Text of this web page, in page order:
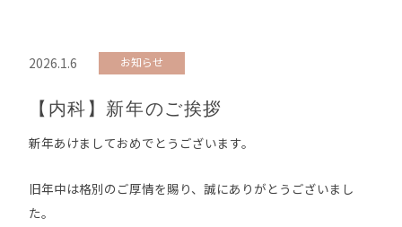
2026.1.6 お知らせ
【内科】新年のご挨拶
新年あけましておめでとうございます。
旧年中は格別のご厚情を賜り、誠にありがとうございまし
た。